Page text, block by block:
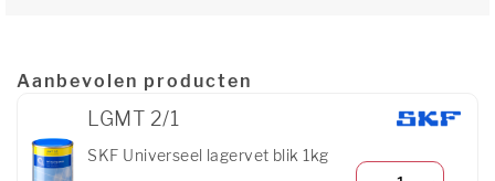
Aanbevolen producten
LGMT 2/1
SKF Universeel lagervet blik 1kg